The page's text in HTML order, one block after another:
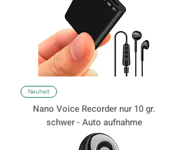
    Diskrete Platzierung: Diese Geräte
können in Gegenständen des täglichen
Gebrauchs integriert sein, wie Stifte,
Rauchmelder, USB-Ladegeräte oder
andere elektronische Geräte, um ihre
Anwesenheit zu verschleiern.
    Audioufzeichnung: Mini-Wanzen sind
oft auf die Aufzeichnung von Audio
spezialisiert, sodass sie Gespräche oder
Neuheit
Nano Voice Recorder nur 10 gr.
schwer - Auto aufnahme